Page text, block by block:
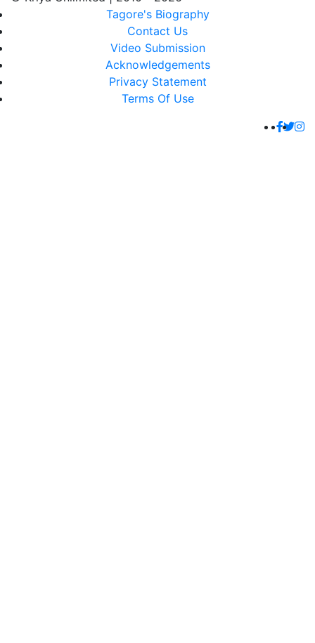
Tagore's Biography
Contact Us
Video Submission
Acknowledgements
Privacy Statement
Terms Of Use